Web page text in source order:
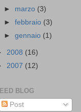
► marzo (3)
►febbraio (3)
►gennaio (1)
2008 (16)
2007 (12)
BLOG
Post